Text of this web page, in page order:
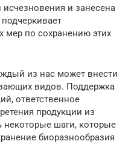
исчезновения и занесена
мер по сохранению этих
из нас может внести
видов. Поддержка
ответственное
продукции из
шаги, которые
биоразнообразия